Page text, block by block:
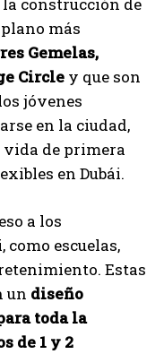
construcción de
más
Gemelas,
Circle y que son
jóvenes
en la ciudad,
vida de primera
en Dubái.
a los
escuelas,
Estas
un diseño
toda la
de 1 y 2